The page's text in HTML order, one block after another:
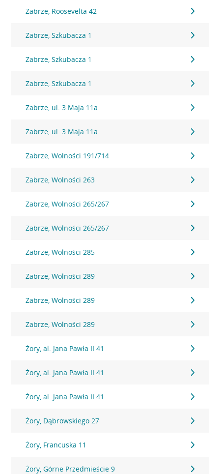
Zabrze, Roosevelta 42
Zabrze, Szkubacza 1
Zabrze, Szkubacza 1
Zabrze, Szkubacza 1
Zabrze, ul. 3 Maja 11a
Zabrze, ul. 3 Maja 11a
Zabrze, Wolności 191/714
Zabrze, Wolności 263
Zabrze, Wolności 265/267
Zabrze, Wolności 265/267
Zabrze, Wolności 285
Zabrze, Wolności 289
Zabrze, Wolności 289
Zabrze, Wolności 289
Żory, al. Jana Pawła II 41
Żory, al. Jana Pawła II 41
Żory, al. Jana Pawła II 41
Żory, Dąbrowskiego 27
Żory, Francuska 11
Żory, Górne Przedmieście 9